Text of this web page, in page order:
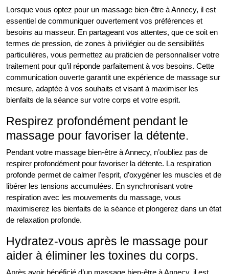
Lorsque vous optez pour un massage bien-être à Annecy, il est
essentiel de communiquer ouvertement vos préférences et
besoins au masseur. En partageant vos attentes, que ce soit en
termes de pression, de zones à privilégier ou de sensibilités
particulières, vous permettez au praticien de personnaliser votre
traitement pour qu’il réponde parfaitement à vos besoins. Cette
communication ouverte garantit une expérience de massage sur
mesure, adaptée à vos souhaits et visant à maximiser les
bienfaits de la séance sur votre corps et votre esprit.
Respirez profondément pendant le
massage pour favoriser la détente.
Pendant votre massage bien-être à Annecy, n’oubliez pas de
respirer profondément pour favoriser la détente. La respiration
profonde permet de calmer l’esprit, d’oxygéner les muscles et de
libérer les tensions accumulées. En synchronisant votre
respiration avec les mouvements du massage, vous
maximiserez les bienfaits de la séance et plongerez dans un état
de relaxation profonde.
Hydratez-vous après le massage pour
aider à éliminer les toxines du corps.
Après avoir bénéficié d’un massage bien-être à Annecy, il est